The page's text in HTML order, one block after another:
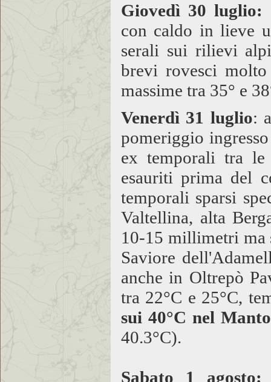
Giovedì 30 luglio:
con caldo in lieve
serali sui rilievi
brevi rovesci
massime tra 35° e
Venerdì 31 luglio:
pomeriggio
ex temporali tra
esauriti prima del
temporali sparsi
Valtellina, alta
10-15 millimetri ma
Saviore
anche in Oltrepò
tra 22°C e 25°C,
sui 40°C nel
40.3°C).
Sabato 1 agosto: